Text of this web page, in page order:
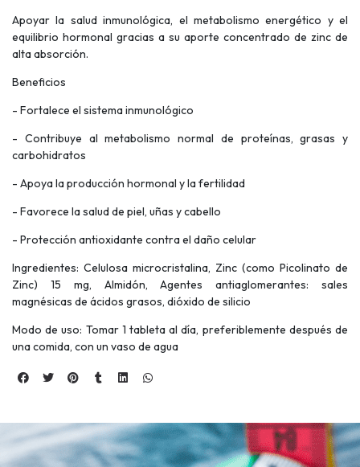
Apoyar la salud inmunológica, el metabolismo energético y el
equilibrio hormonal gracias a su aporte concentrado de zinc de
alta absorción.
Beneficios
- Fortalece el sistema inmunológico
- Contribuye al metabolismo normal de proteínas, grasas y
carbohidratos
- Apoya la producción hormonal y la fertilidad
- Favorece la salud de piel, uñas y cabello
- Protección antioxidante contra el daño celular
Ingredientes: Celulosa microcristalina, Zinc (como Picolinato de
Zinc) 15 mg, Almidón, Agentes antiaglomerantes: sales
magnésicas de ácidos grasos, dióxido de silicio
Modo de uso: Tomar 1 tableta al día, preferiblemente después de
una comida, con un vaso de agua